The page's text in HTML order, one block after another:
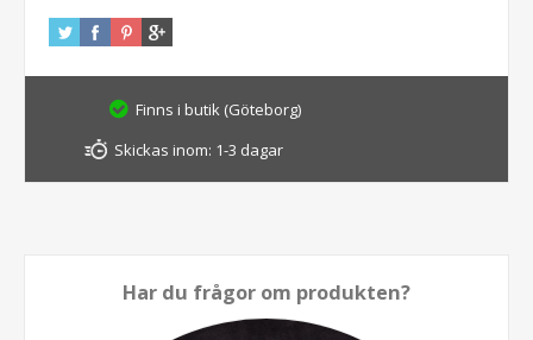
Finns i butik (Göteborg)
Skickas inom: 1-3 dagar
Har du frågor om produkten?